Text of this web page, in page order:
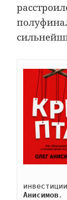
Анисимов.